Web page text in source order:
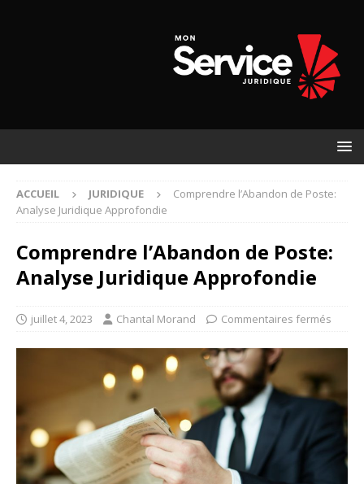
ACCUEIL JURIDIQUE
Comprendre l’Abandon de Poste:
Analyse Juridique Approfondie
Comprendre l’Abandon de Poste:
Analyse Juridique Approfondie
juillet 4, 2023 Chantal Morand Commentaires fermés